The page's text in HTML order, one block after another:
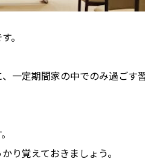
。
一定期間家の中でのみ過ごす
り覚えておきましょう。